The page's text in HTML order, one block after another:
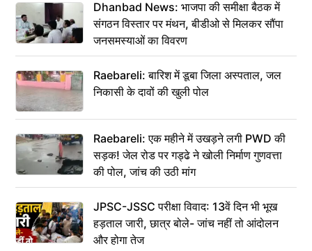
Dhanbad News: भाजपा की समीक्षा बैठक में
संगठन विस्तार पर मंथन, बीडीओ से मिलकर सौंपा
जनसमस्याओं का विवरण
Raebareli: बारिश में डूबा जिला अस्पताल, जल
निकासी के दावों की खुली पोल
Raebareli: एक महीने में उखड़ने लगी PWD की
सड़क! जेल रोड पर गड्ढे ने खोली निर्माण गुणवत्ता
की पोल, जांच की उठी मांग
JPSC-JSSC परीक्षा विवाद: 13वें दिन भी भूख
हड़ताल जारी, छात्र बोले- जांच नहीं तो आंदोलन
और होगा तेज